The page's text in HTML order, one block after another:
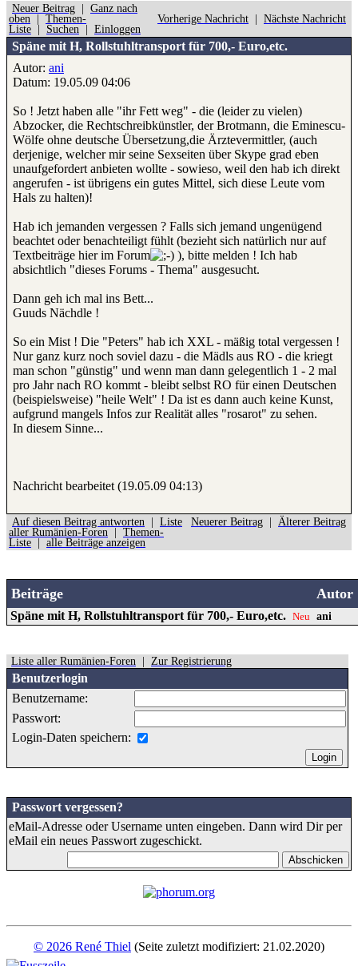
Neuer Beitrag
Ganz nach
oben
Themen-
Liste
Suchen Einloggen
Vorherige Nachricht Nächste Nachricht
Späne mit H, Rollstuhltransport für 700,- Euro,etc.
Autor: ani
Datum: 19.05.09 04:06
So ! Jetzt haben alle "ihr Fett weg" - die (leider zu vielen)
Abzocker, die Rechtschreibkünstler, der Brotmann, die Eminescu-
Wölfe ohne deutsche Übersetzung,die Ärztevermittler, (auch
derjenige, welcher mir seine Sexseiten über Skype grad eben
unaufgefordert anbieten wollte - sowieso, weil den hab ich direkt
angerufen - ist übrigens ein gutes Mittel, sich diese Leute vom
Hals zu halten)!
Hab ich jemanden vergessen ? Falls sich jemand ungenügend
beachtet oder benachteiligt fühlt (bezieht sich natürlich nur auf
Textbeiträge hier im Forum
), bitte melden ! Ich hab
absichtlich "dieses Forums - Thema" ausgesucht.
Dann geh ich mal ins Bett...
Guuds Nächdle !
So ein Mist ! Die "Peters" hab ich XXL - mäßig total vergessen !
Nur ganz kurz noch soviel dazu - die Mädls aus RO - die kriegt
man schon "günstig" und wenn man dann gelegentlich 1 - 2 mal
pro Jahr nach RO kommt - bleibt selbst RO für einen Deutschen
(beispielsweise) "heile Welt" ! Da ist es dann auch keine Kunst,
aufgrund mangels Infos zur Realität alles "rosarot" zu sehen.
In diesem Sinne...
Nachricht bearbeitet (19.05.09 04:13)
Auf diesen Beitrag antworten
Liste
aller Rumänien-Foren
Themen-
Liste
alle Beiträge anzeigen
Neuerer Beitrag Älterer Beitrag
Beiträge Autor
Späne mit H, Rollstuhltransport für 700,- Euro,etc. Neu ani
Liste aller Rumänien-Foren Zur Registrierung
Benutzerlogin
Benutzername:
Passwort:
Login-Daten speichern:
Passwort vergessen?
eMail-Adresse oder Username unten eingeben. Dann wird Dir per
eMail ein neues Passwort zugeschickt.
© 2026 René Thiel (Seite zuletzt modifiziert: 21.02.2020)